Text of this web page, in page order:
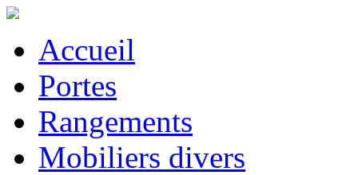
Accueil
Portes
Rangements
Mobiliers divers